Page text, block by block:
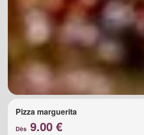
Pizza marguerita
Dès 9.00 €